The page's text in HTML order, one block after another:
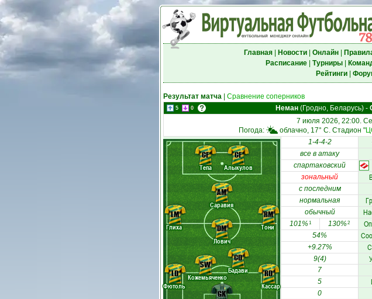
Главная| Новости| Онлайн|
Расписание| Турниры|
Рейтинги|
Результат матча Сравнение соперников
5 0 Неман(Гродно, Беларусь)-
7 июля 2026, 22:00.
Погода:
облачно, 17° C. Стадион "
Фютоль
Кожемьяченко
Бадави
Кассар
Глиха
Лович
Саравия
Тони
Тепа Алыкулов
GK
LD
SW
CD
RD
LM
DM
AM
RM
CF CF
1-4-4-2
все в атаку
спартаковский
зональный
с последним
нормальная
обычный
101%1 130%2
54%
+9.27%
9(4)
7
5
0